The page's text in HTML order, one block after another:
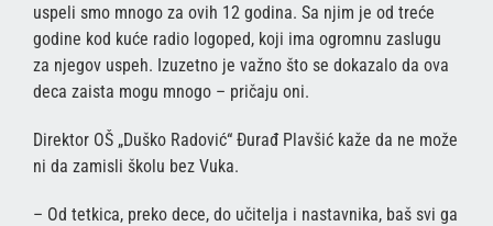
uspeli smo mnogo za ovih 12 godina. Sa njim je od treće
godine kod kuće radio logoped, koji ima ogromnu zaslugu
za njegov uspeh. Izuzetno je važno što se dokazalo da ova
deca zaista mogu mnogo – pričaju oni.
Direktor OŠ „Duško Radović“ Đurađ Plavšić kaže da ne može
ni da zamisli školu bez Vuka.
– Od tetkica, preko dece, do učitelja i nastavnika, baš svi ga